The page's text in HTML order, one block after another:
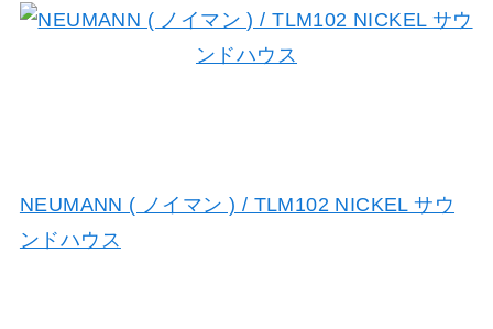
NEUMANN ( ノイマン ) / TLM102 NICKEL サウ
ンドハウス